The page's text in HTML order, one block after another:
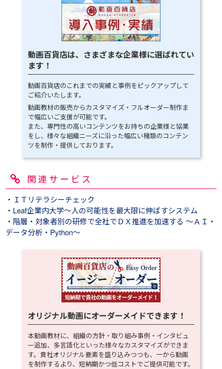
動画百貨店は、さまざまな企業様に選ばれてい
ます！
動画百貨店のこれまでの実績と事例をピックアップして
ご紹介いたします。
動画教材の販売からカスタマイズ・フルオーダー制作ま
で幅広いご支援が可能です。
また、専門性の高いコンテンツをお持ちの企業様と協業
をし、様々な組織ニーズに沿った幅広い種類のコンテン
ツを制作・提供しております。
関連サービス
・ＩＴリテラシーチェック
・Leaf企業内大学～人の可能性を最大限に伸ばすシステム
・階層・対象者別の研修で全社でＤＸ推進を加速する ～ＡＩ・
データ分析・Python～
オリジナル動画にオーダーメイドできます！
本動画教材に、組織の方針・取り組み事例・インタビュ
ー追加、多言語化といった様々なカスタマイズができま
す。貴社オリジナル要素を盛り込みつつも、一から動画
を制作するより、短納期かつ低コストでご提供可能です。